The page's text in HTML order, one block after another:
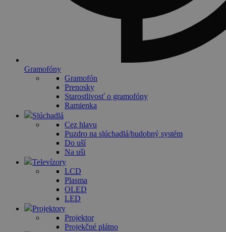
Gramofóny
Gramofón
Prenosky
Starostlivosť o gramofóny
Ramienka
Slúchadlá
Cez hlavu
Puzdro na slúchadlá/hudobný systém
Do uší
Na uši
Televízory
LCD
Plasma
OLED
LED
Projektory
Projektor
Projekčné plátno